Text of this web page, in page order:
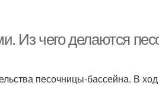
Из чего делаются
песочницы-бассейна. В